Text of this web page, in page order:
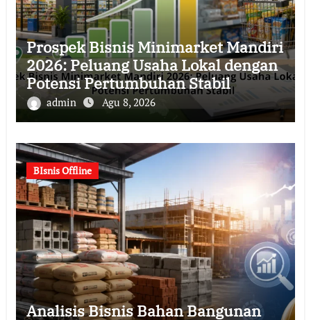
Prospek Bisnis Minimarket Mandiri
2026: Peluang Usaha Lokal dengan
Potensi Pertumbuhan Stabil
admin Agu 8, 2026
BIsnis Offline
Analisis Bisnis Bahan Bangunan